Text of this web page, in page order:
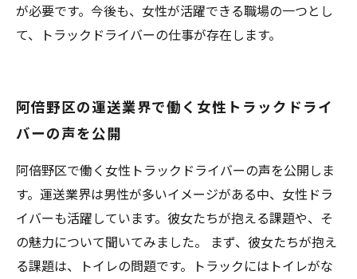
が必要です。今後も、女性が活躍できる職場の一つとし
て、トラックドライバーの仕事が存在します。
阿倍野区の運送業界で働く女性トラックドライ
バーの声を公開
阿倍野区で働く女性トラックドライバーの声を公開しま
す。運送業界は男性が多いイメージがある中、女性ドラ
イバーも活躍しています。彼女たちが抱える課題や、そ
の魅力について聞いてみました。 まず、彼女たちが抱え
る課題は、トイレの問題です。トラックにはトイレがな